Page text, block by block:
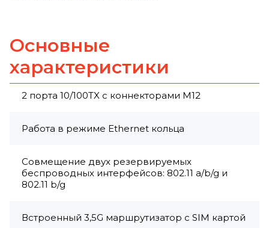
Основные
характеристики
2 порта 10/100TX с коннекторами M12
Работа в режиме Ethernet кольца
Совмещение двух резервируемых
беспроводных интерфейсов: 802.11 a/b/g и
802.11 b/g
Встроенный 3,5G маршрутизатор с SIM картой